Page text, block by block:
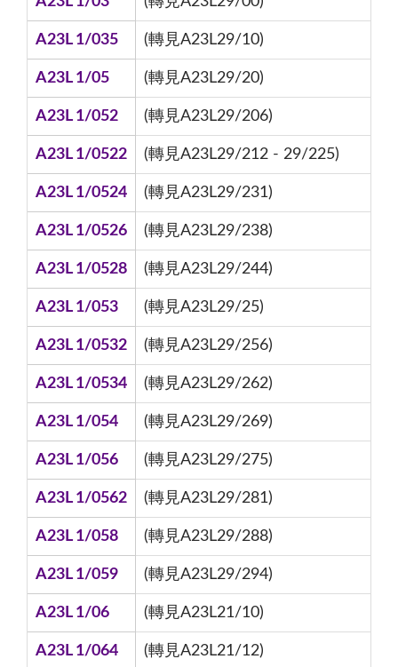
A23L 1/035 (轉見A23L29/10)
A23L 1/05 (轉見A23L29/20)
A23L 1/052 (轉見A23L29/206)
A23L 1/0522 (轉見A23L29/212 - 29/225)
A23L 1/0524 (轉見A23L29/231)
A23L 1/0526 (轉見A23L29/238)
A23L 1/0528 (轉見A23L29/244)
A23L 1/053 (轉見A23L29/25)
A23L 1/0532 (轉見A23L29/256)
A23L 1/0534 (轉見A23L29/262)
A23L 1/054 (轉見A23L29/269)
A23L 1/056 (轉見A23L29/275)
A23L 1/0562 (轉見A23L29/281)
A23L 1/058 (轉見A23L29/288)
A23L 1/059 (轉見A23L29/294)
A23L 1/06 (轉見A23L21/10)
A23L 1/064 (轉見A23L21/12)